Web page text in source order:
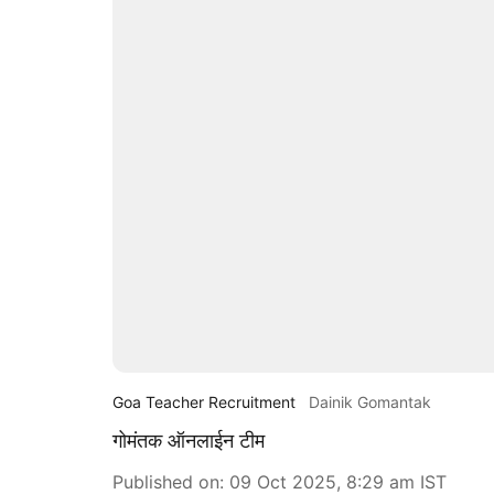
Goa Teacher Recruitment Dainik Gomantak
गोमंतक ऑनलाईन टीम
Published on: 09 Oct 2025, 8:29 am IST